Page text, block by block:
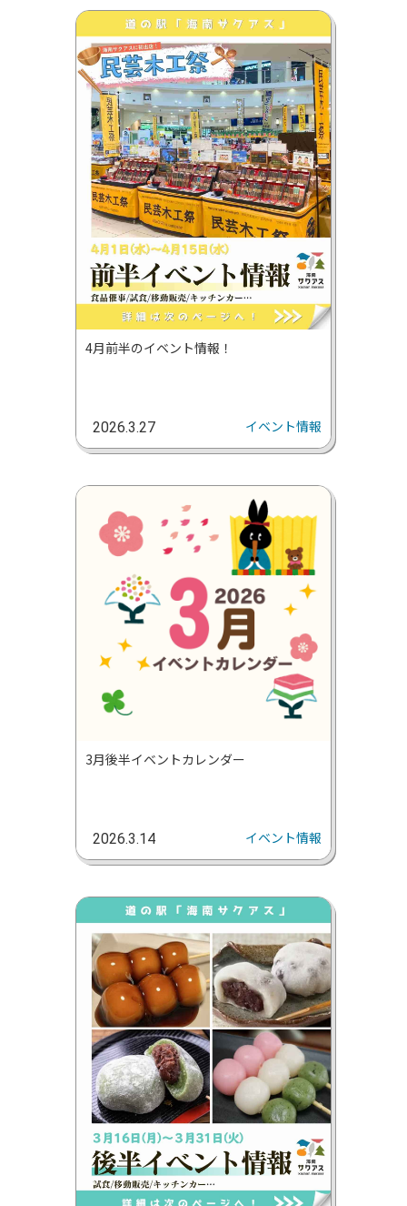
4月前半のイベント情報！
2026.3.27 イベント情報
3月後半イベントカレンダー
2026.3.14 イベント情報